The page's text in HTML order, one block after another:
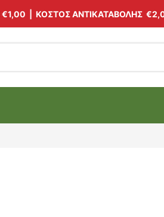
€1,00 | ΚΟΣΤΟΣ ΑΝΤΙΚΑΤΑΒΟΛΗΣ